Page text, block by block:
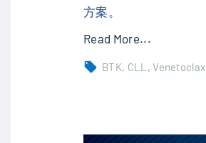
展
期
方案。
Read More...
BTK CLL Venetoclax